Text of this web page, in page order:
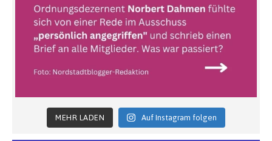
MEHR LADEN Auf Instagram folgen